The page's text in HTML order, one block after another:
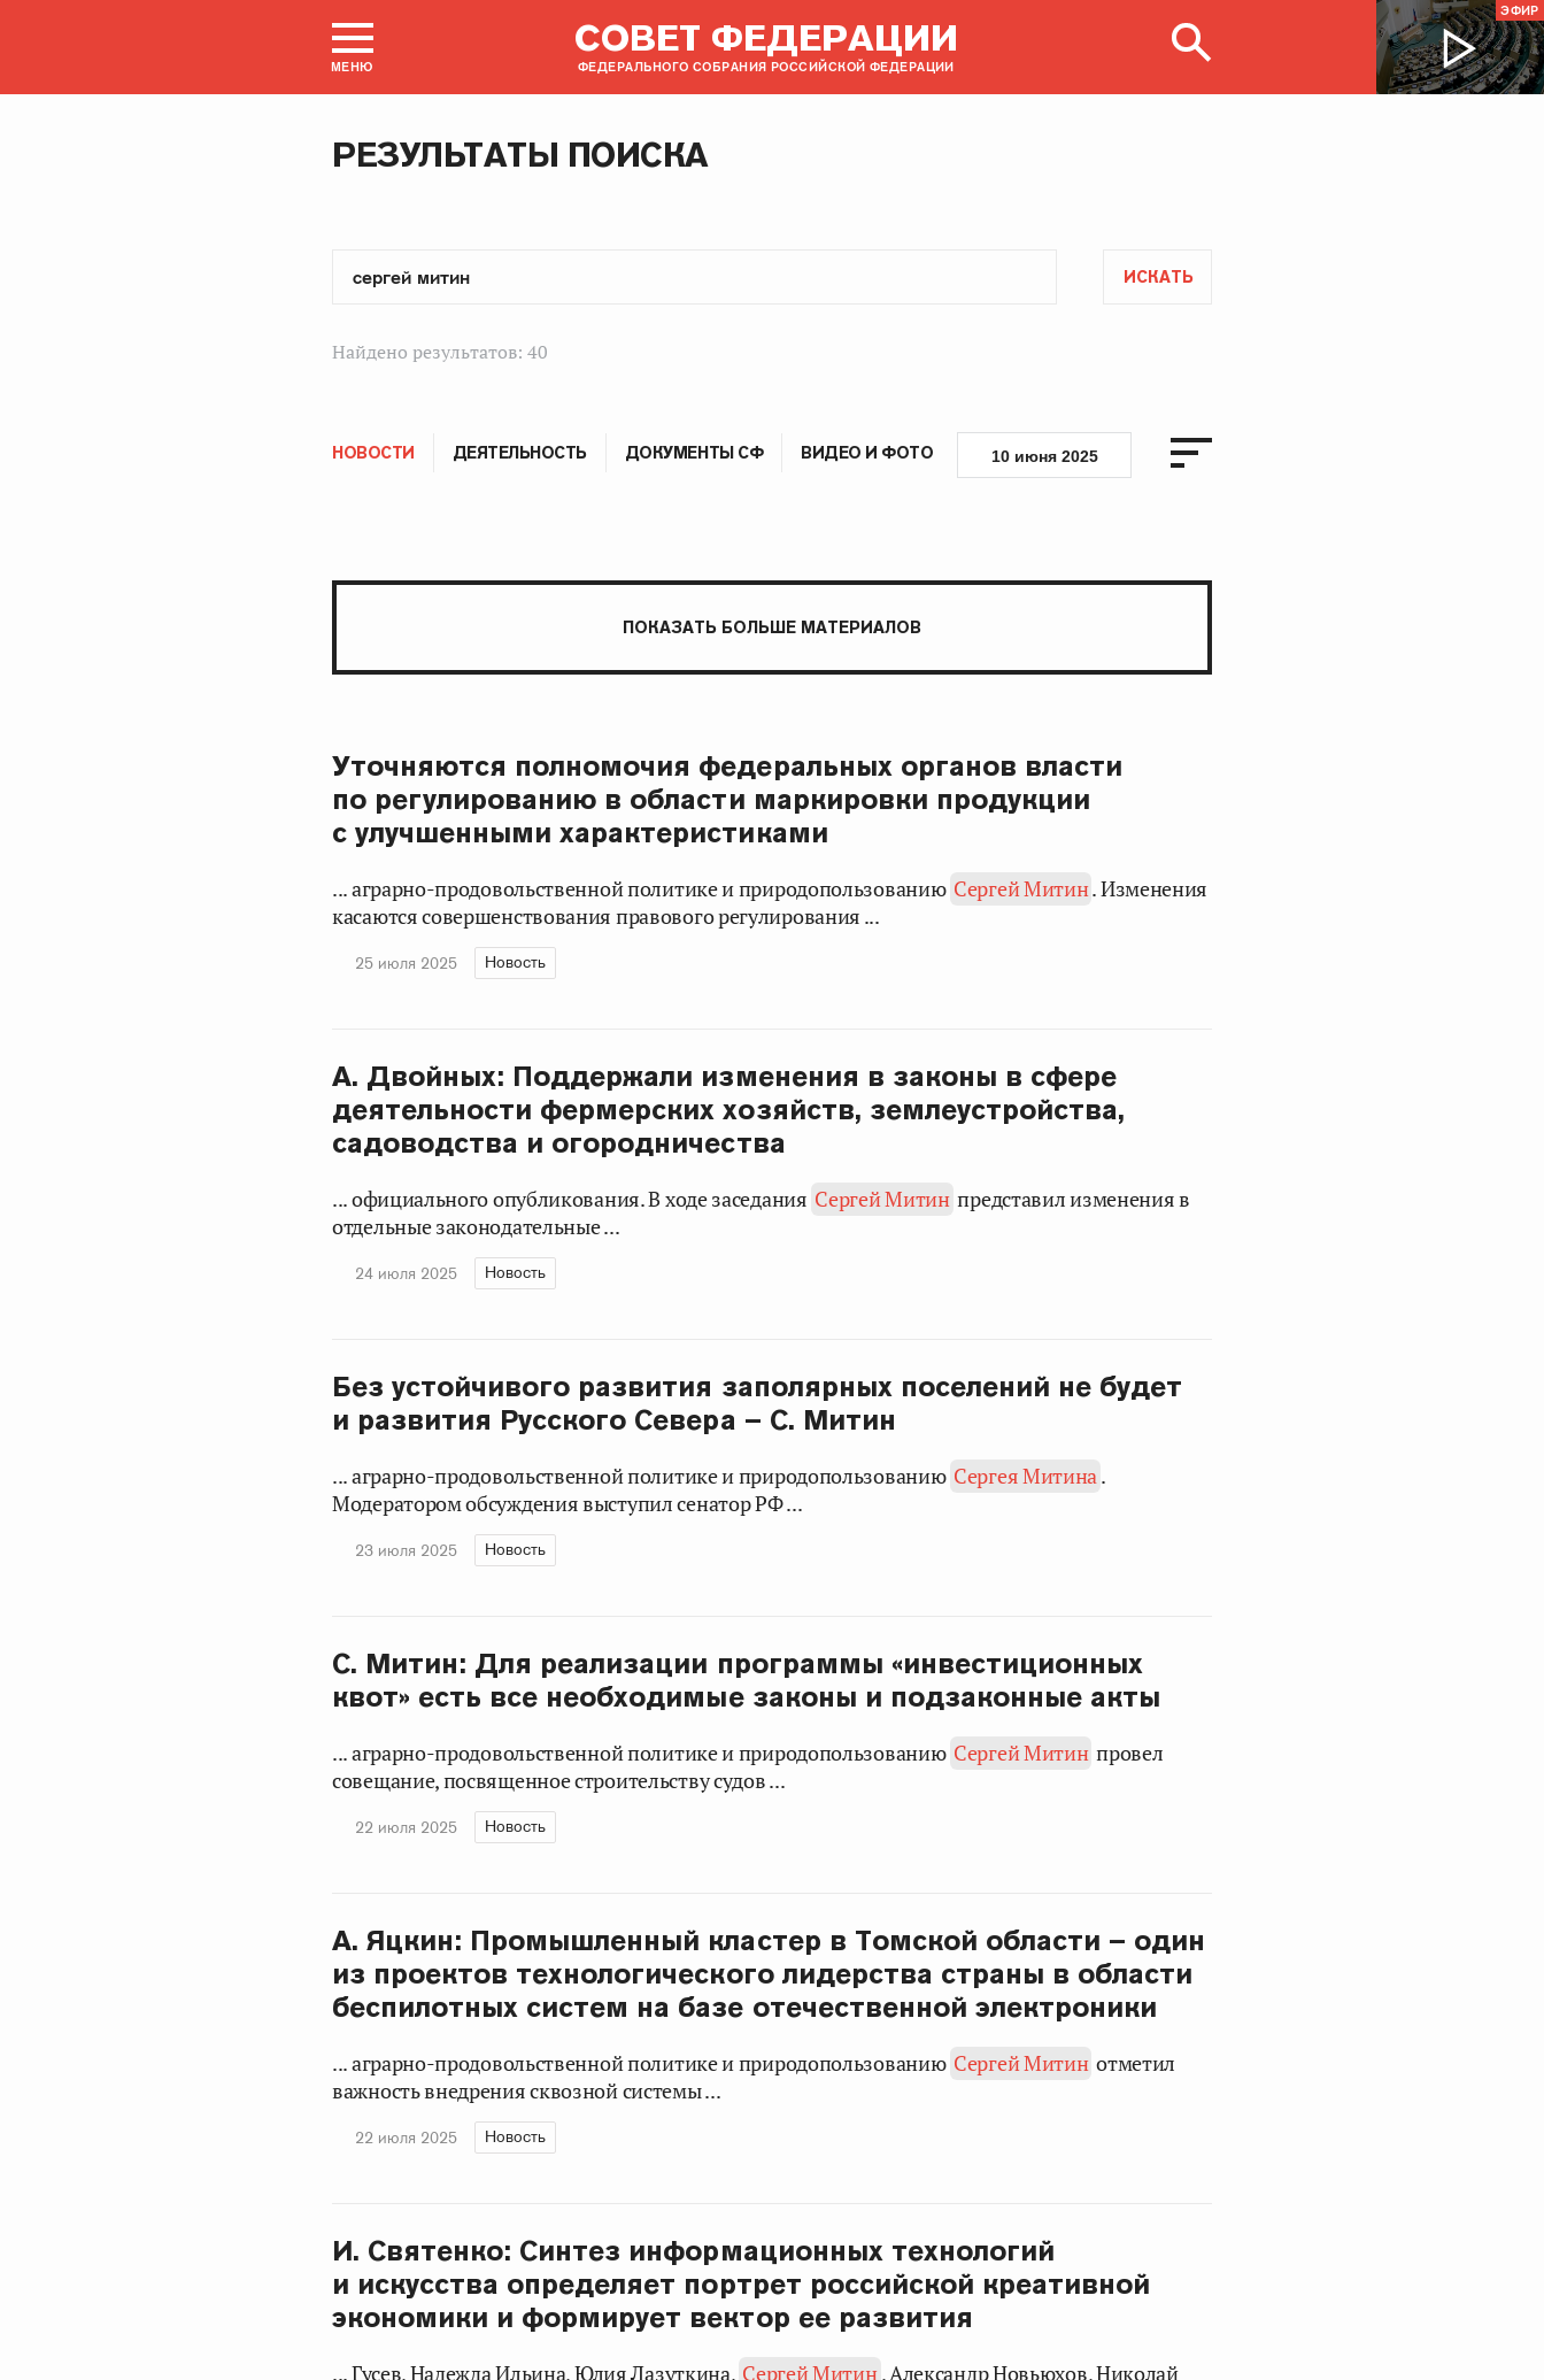
МЕНЮ
СОВЕТ ФЕДЕРАЦИИ
ФЕДЕРАЛЬНОГО СОБРАНИЯ РОССИЙСКОЙ ФЕДЕРАЦИИ
ЭФИР
РЕЗУЛЬТАТЫ ПОИСКА
ИСКАТЬ
Найдено результатов: 40
НОВОСТИ ДЕЯТЕЛЬНОСТЬ ДОКУМЕНТЫ СФ ВИДЕО И ФОТО 10 июня 2025
ПОКАЗАТЬ БОЛЬШЕ МАТЕРИАЛОВ
Уточняются полномочия федеральных органов власти
по регулированию в области маркировки продукции
с улучшенными характеристиками
... аграрно-продовольственной политике и природопользованию Сергей Митин. Изменения
касаются совершенствования правового регулирования ...
25 июля 2025 Новость
А. Двойных: Поддержали изменения в законы в сфере
деятельности фермерских хозяйств, землеустройства,
садоводства и огородничества
... официального опубликования. В ходе заседания Сергей Митин представил изменения в
отдельные законодательные ...
24 июля 2025 Новость
Без устойчивого развития заполярных поселений не будет
и развития Русского Севера – С. Митин
... аграрно-продовольственной политике и природопользованию Сергея Митина.
Модератором обсуждения выступил сенатор РФ ...
23 июля 2025 Новость
С. Митин: Для реализации программы «инвестиционных
квот» есть все необходимые законы и подзаконные акты
... аграрно-продовольственной политике и природопользованию Сергей Митин провел
совещание, посвященное строительству судов ...
22 июля 2025 Новость
А. Яцкин: Промышленный кластер в Томской области – один
из проектов технологического лидерства страны в области
беспилотных систем на базе отечественной электроники
... аграрно-продовольственной политике и природопользованию Сергей Митин отметил
важность внедрения сквозной системы ...
22 июля 2025 Новость
И. Святенко: Синтез информационных технологий
и искусства определяет портрет российской креативной
экономики и формирует вектор ее развития
... Гусев, Надежда Ильина, Юлия Лазуткина, Сергей Митин, Александр Новьюхов, Николай